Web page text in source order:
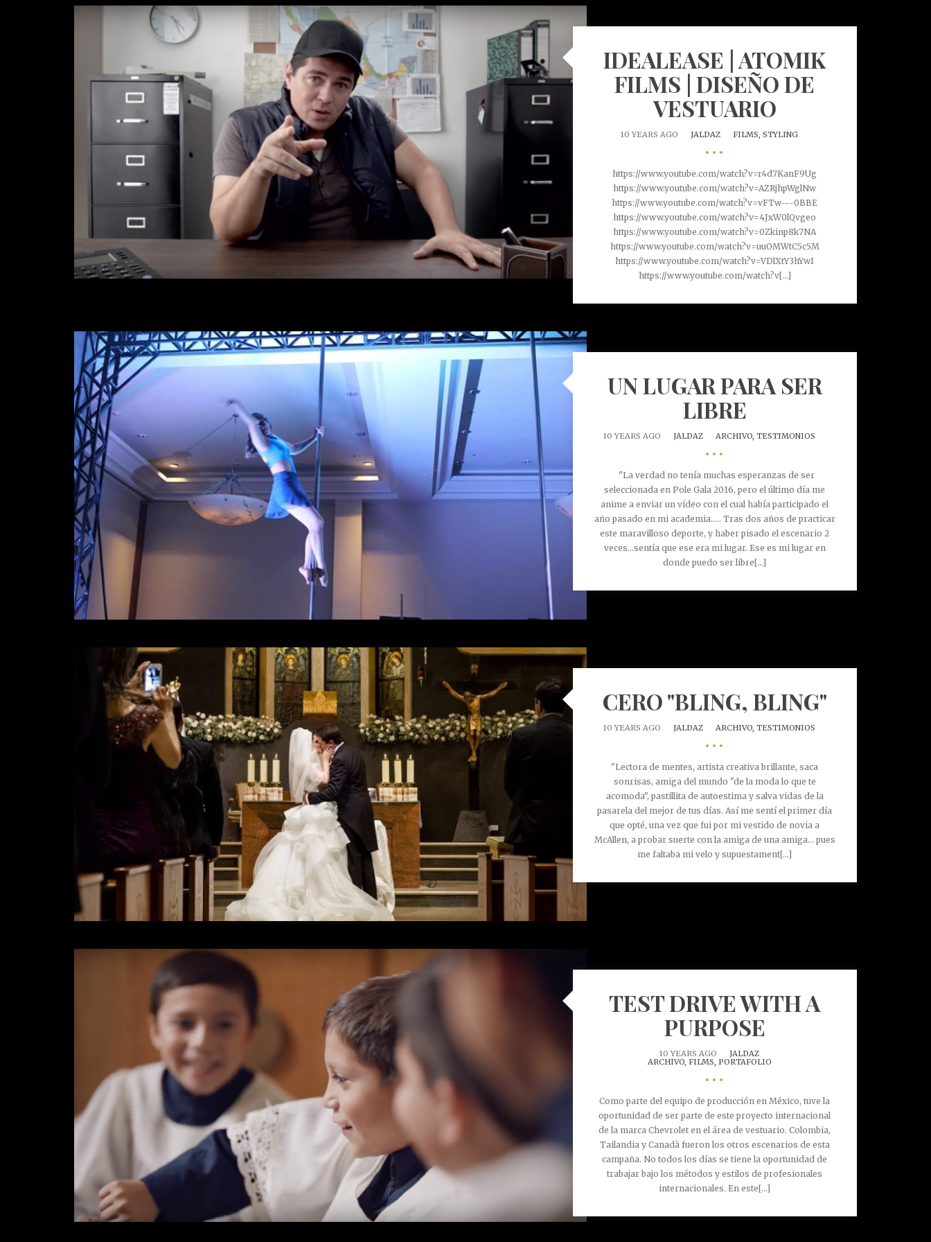
IDEALEASE | ATOMIK
FILMS | DISEÑO DE
VESTUARIO
10 YEARS AGO JALDAZ FILMS,STYLING
•••
https://www.youtube.com/watch?v=r4d7KanF9Ug
https://www.youtube.com/watch?v=AZRjhpWglNw
https://www.youtube.com/watch?v=vFTw---0BBE
https://www.youtube.com/watch?v=4JxW0lQvgeo
https://www.youtube.com/watch?v=0Zkinp8k7NA
https://www.youtube.com/watch?v=uuOMWtC5c5M
https://www.youtube.com/watch?v=VDlXtY3hYwI
https://www.youtube.com/watch?v[...]
UN LUGAR PARA SER
LIBRE
10 YEARS AGO JALDAZ ARCHIVO,TESTIMONIOS
•••
"La verdad no tenía muchas esperanzas de ser
seleccionada en Pole Gala 2016, pero el último día me
anime a enviar un vídeo con el cual había participado el
año pasado en mi academia..... Tras dos años de practicar
este maravilloso deporte, y haber pisado el escenario 2
veces...sentía que ese era mi lugar. Ese es mi lugar en
donde puedo ser libre[...]
CERO "BLING, BLING"
10 YEARS AGO JALDAZ ARCHIVO,TESTIMONIOS
•••
"Lectora de mentes, artista creativa brillante, saca
sonrisas, amiga del mundo "de la moda lo que te
acomoda", pastillita de autoestima y salva vidas de la
pasarela del mejor de tus días. Así me sentí el primer día
que opté, una vez que fui por mi vestido de novia a
McAllen, a probar suerte con la amiga de una amiga... pues
me faltaba mi velo y supuestament[...]
TEST DRIVE WITH A
PURPOSE
10 YEARS AGO
JALDAZ
ARCHIVO, FILMS, PORTAFOLIO
•••
Como parte del equipo de producción en México, tuve la
oportunidad de ser parte de este proyecto internacional
de la marca Chevrolet en el área de vestuario. Colombia,
Tailandia y Canadà fueron los otros escenarios de esta
campaña. No todos los días se tiene la oportunidad de
trabajar bajo los métodos y estilos de profesionales
internacionales. En este[...]